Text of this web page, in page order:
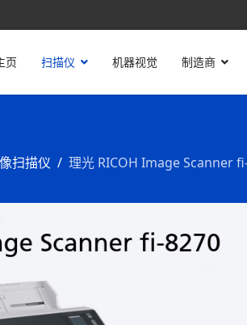
页 扫描仪 机器视觉 制造商
扫描仪 理光 RICOH Image Scanner